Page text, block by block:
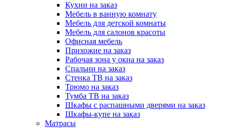
Кухни на заказ
Мебель в ванную комнату
Мебель для детской комнаты
Мебель для салонов красоты
Офисная мебель
Прихожие на заказ
Рабочая зона у окна на заказ
Спальни на заказ
Стенка ТВ на заказ
Трюмо на заказ
Тумба ТВ на заказ
Шкафы с распашными дверями на заказ
Шкафы-купе на заказ
Матрасы